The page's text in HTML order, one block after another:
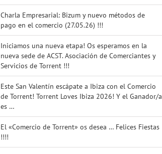
Charla Empresarial: Bizum y nuevo métodos de
pago en el comercio (27.05.26) !!!
Iniciamos una nueva etapa! Os esperamos en la
nueva sede de ACST. Asociación de Comerciantes y
Servicios de Torrent !!!
Este San Valentín escápate a Ibiza con el Comercio
de Torrent! Torrent Loves Ibiza 2026! Y el Ganador/a
es …
El «Comercio de Torrent» os desea … Felices Fiestas
!!!!